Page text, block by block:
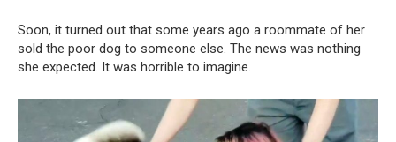
Soon, it turned out that some years ago a roommate of her
sold the poor dog to someone else. The news was nothing
she expected. It was horrible to imagine.